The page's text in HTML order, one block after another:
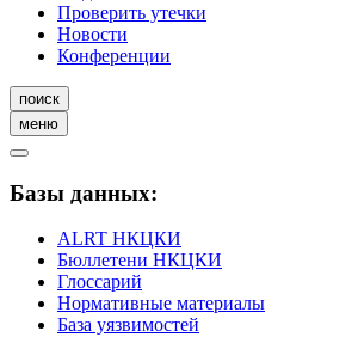
Проверить утечки
Новости
Конференции
поиск
меню
Базы данных:
ALRT НКЦКИ
Бюллетени НКЦКИ
Глоссарий
Нормативные материалы
База уязвимостей